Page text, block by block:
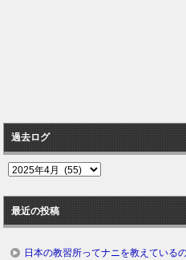
過去ログ
過
ロ
グ
最近の投稿
日本の教習所ってナニを教えてい